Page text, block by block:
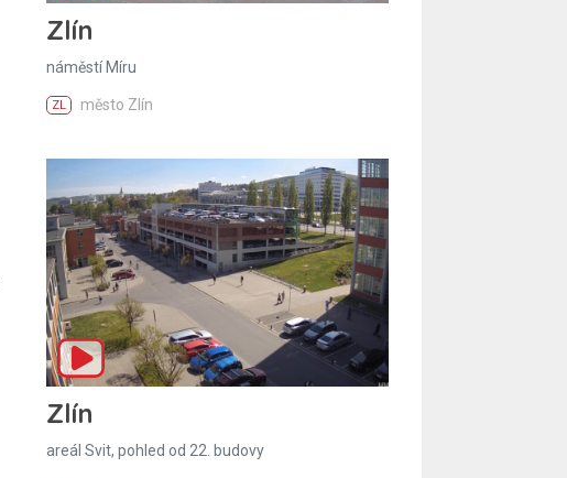
Zlín
náměstí Míru
ZL město Zlín
Zlín
areál Svit, pohled od 22. budovy